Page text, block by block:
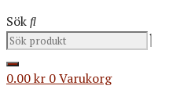
Sök
0.00kr 0Varukorg